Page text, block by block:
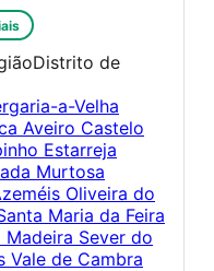
Distrito de
a-Velha
Aveiro Castelo
Estarreja
Murtosa
Oliveira do
Maria da Feira
Madeira Sever do
Vale de Cambra